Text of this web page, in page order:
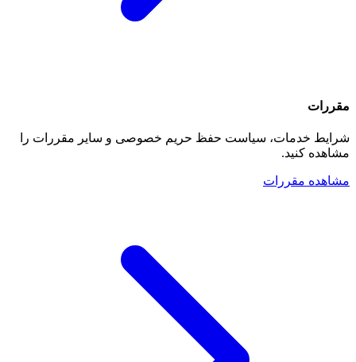
مقررات
شرایط خدمات، سیاست حفظ حریم خصوصی و سایر مقررات را
مشاهده کنید.
مشاهده مقررات